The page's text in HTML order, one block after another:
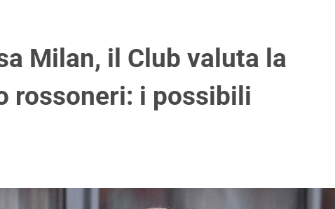
Milan, il Club valuta la
rossoneri: i possibili